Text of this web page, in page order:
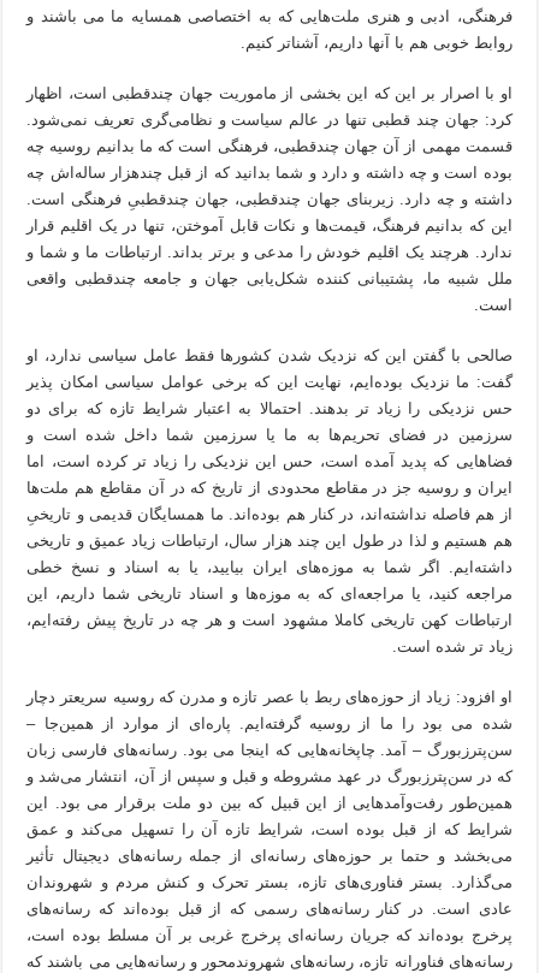
فرهنگی، ادبی و هنری ملت‌هایی که به اختصاصی همسایه ما می باشند و
روابط خوبی هم با آنها داریم، آشناتر کنیم.
او با اصرار بر این که این بخشی از ماموریت جهان چندقطبی است، اظهار
کرد: جهان چند قطبی تنها در عالم سیاست و نظامی‌گری تعریف نمی‌شود.
قسمت مهمی از آن جهان چندقطبی، فرهنگی است که ما بدانیم روسیه چه
بوده است و چه داشته و دارد و شما بدانید که از قبل چندهزار ساله‌اش چه
داشته و چه دارد. زیربنای جهان چندقطبی، جهان چندقطبیِ فرهنگی است.
این که بدانیم فرهنگ، قیمت‌ها و نکات قابل آموختن، تنها در یک اقلیم قرار
ندارد. هرچند یک اقلیم خودش را مدعی و برتر بداند. ارتباطات ما و شما و
ملل شبیه ما، پشتیبانی کننده شکل‌یابی جهان و جامعه چندقطبی واقعی
است.
صالحی با گفتن این که نزدیک شدن کشورها فقط عامل سیاسی ندارد، او
گفت: ما نزدیک‌ بوده‌ایم، نهایت این که برخی عوامل سیاسی امکان پذیر
حس نزدیکی را زیاد تر بدهند. احتمالا به اعتبار شرایط تازه که برای دو
سرزمین در فضای تحریم‌ها به ما یا سرزمین شما داخل شده است و
فضاهایی که پدید آمده است، حس این نزدیکی را زیاد تر کرده است، اما
ایران و روسیه جز در مقاطع محدودی از تاریخ که در آن مقاطع هم ملت‌ها
از هم فاصله نداشته‌اند، در کنار هم بوده‌اند. ما همسایگان قدیمی و تاریخیِ
هم هستیم و لذا در طول این چند هزار سال، ارتباطات زیاد عمیق و تاریخی
داشته‌ایم. اگر شما به موزه‌های ایران بیایید، یا به اسناد و نسخ خطی
مراجعه کنید، یا مراجعه‌ای که به موزه‌ها و اسناد تاریخی شما داریم، این
ارتباطات کهن تاریخی کاملا مشهود است و هر چه در تاریخ پیش رفته‌ایم،
زیاد تر شده است.
او افزود: زیاد از حوزه‌های ربط با عصر تازه و مدرن که روسیه سریعتر دچار
شده می بود را ما از روسیه گرفته‌ایم. پاره‌ای از موارد از همین‌جا –
سن‌پترزبورگ – آمد. چاپخانه‌هایی که اینجا می بود. رسانه‌های فارسی زبان
که در سن‌پترزبورگ در عهد مشروطه و قبل و سپس از آن، انتشار می‌شد و
همین‌طور رفت‌وآمدهایی از این قبیل که بین دو ملت برقرار می بود. این
شرایط که از قبل بوده است، شرایط تازه آن را تسهیل می‌کند و عمق
می‌بخشد و حتما بر حوزه‌های رسانه‌ای از جمله رسانه‌های دیجیتال تأثیر
می‌گذارد. بستر فناوری‌های تازه، بستر تحرک و کنش مردم و شهروندان
عادی است. در کنار رسانه‌های رسمی که از قبل بوده‌اند که رسانه‌های
پرخرج بوده‌اند که جریان رسانه‌ای پرخرج غربی بر آن مسلط بوده است،
رسانه‌های فناورانه تازه، رسانه‌های شهروندمحور و رسانه‌هایی می باشند که